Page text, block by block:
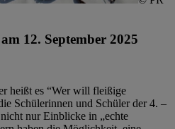
12. September 2025
heißt es “Wer will fleißige
Schülerinnen und Schüler der 4. –
nur Einblicke in „echte